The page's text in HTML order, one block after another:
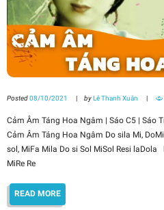
Posted08/10/2021 byLê Thanh Xuân
Cảm Âm Táng Hoa Ngâm | Sáo C5 | Sáo
Cảm Âm Táng Hoa Ngâm Do sila Mi, DoMi
sol, MiFa Mila Do si Sol MiSol Resi laDola
MiRe Re
READ MORE